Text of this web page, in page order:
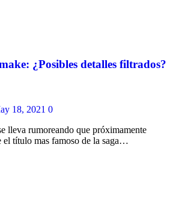
¿Posibles detalles filtrados?
18, 2021 0
lleva rumoreando que próximamente
el título mas famoso de la saga…